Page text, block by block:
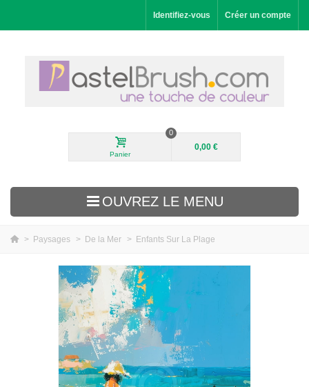
Identifiez-vous Créer un compte
Panier
0
0,00 €
OUVREZ LE MENU
> Paysages > De la Mer > Enfants Sur La Plage